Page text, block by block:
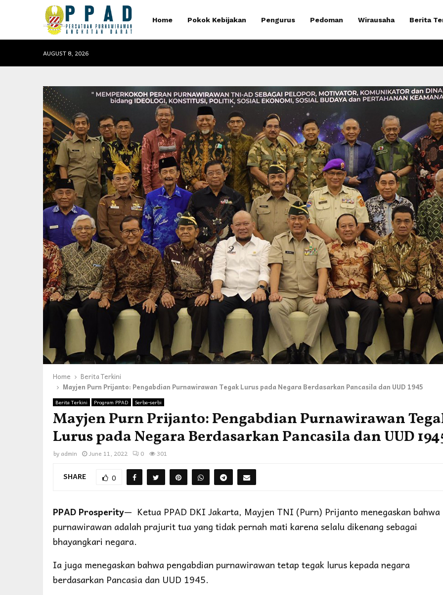
Home Pokok Kebijakan Pengurus Pedoman Wirausaha Berita
AUGUST 8, 2026
Home
Berita Terkini
Mayjen Purn Prijanto: Pengabdian Purnawirawan Tegak Lurus pada Negara Berdasarkan Pancasila dan UUD 1945
Berita Terkini Program PPAD Serba-serbi
Mayjen Purn Prijanto: Pengabdian Purnawirawan
Lurus pada Negara Berdasarkan Pancasila dan UUD
by admin June 11, 2022 0 301
SHARE 0
PPAD Prosperity— Ketua PPAD DKI Jakarta, Mayjen TNI (Purn) Prijanto menegaskan bahwa
purnawirawan adalah prajurit tua yang tidak pernah mati karena selalu dikenang sebagai
bhayangkari negara.
Ia juga menegaskan bahwa pengabdian purnawirawan tetap tegak lurus kepada negara
berdasarkan Pancasia dan UUD 1945.